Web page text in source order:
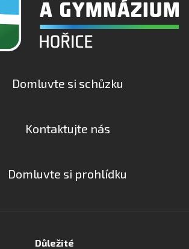
Domluvte si schůzku
Kontaktujte nás
Domluvte si prohlídku
Důležité